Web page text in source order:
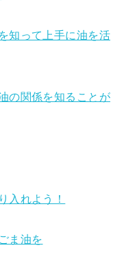
知って上手に油を活
の関係を知ることが
入れよう！
ま油を